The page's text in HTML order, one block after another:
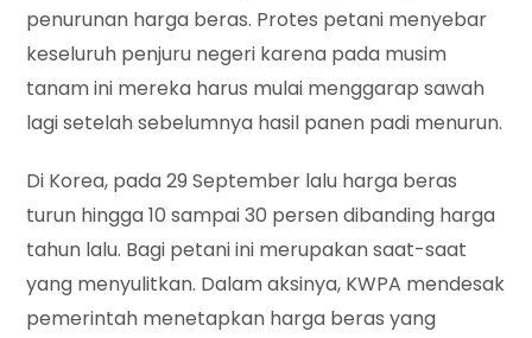
penurunan harga beras. Protes petani menyebar
keseluruh penjuru negeri karena pada musim
tanam ini mereka harus mulai menggarap sawah
lagi setelah sebelumnya hasil panen padi menurun.
Di Korea, pada 29 September lalu harga beras
turun hingga 10 sampai 30 persen dibanding harga
tahun lalu. Bagi petani ini merupakan saat-saat
yang menyulitkan. Dalam aksinya, KWPA mendesak
pemerintah menetapkan harga beras yang